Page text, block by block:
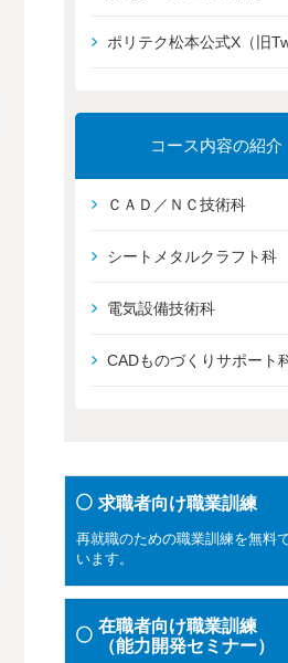
ポリテク松本公式X（旧
コース内容の紹介
ＣＡＤ／ＮＣ技術科
シートメタルクラフト科
電気設備技術科
CADものづくりサポート
求職者向け職業訓練
再就職のための職業訓練を無料
います。
在職者向け職業訓練
（能力開発セミナー）